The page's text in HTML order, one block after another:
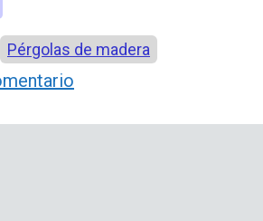
Pérgolas de madera